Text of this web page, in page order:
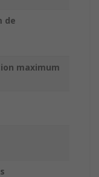
de
maximum